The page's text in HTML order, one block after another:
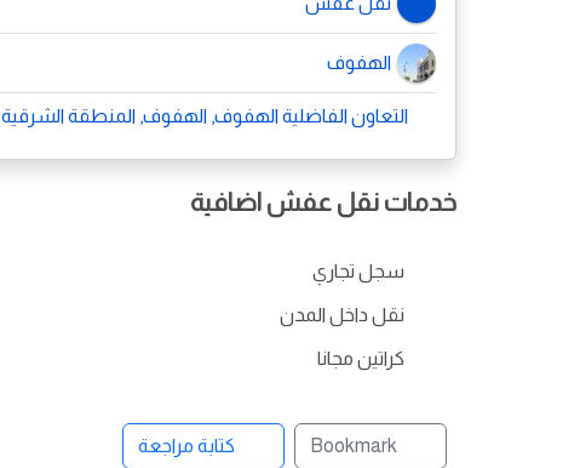
الهفوف
التعاون الفاضلية الهفوف, الهفوف, المنطقة الشرقية ‎ 36361
خدمات نقل عفش اضافية
سجل تجاري
نقل داخل المدن
كراتين مجانا
Bookmark كتابة مراجعة